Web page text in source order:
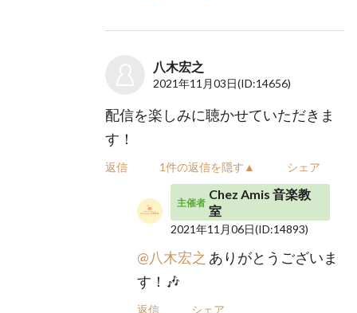
八木宏之
2021年11月03日(ID:14656)
配信を楽しみに聴かせていただきま
す！
返信 1件の返信を隠す▲ シェア
主催者
Chez Amis 音楽教
室
2021年11月06日(ID:14893)
@八木宏之 ありがとうございま
す！🎶
返信 シェア